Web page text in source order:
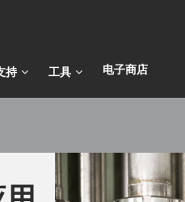
持 工具 电子商店​​​​​​​